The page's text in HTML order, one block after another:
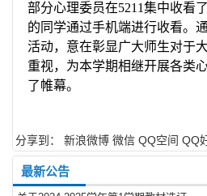
部分心理委员在5211集中收看
的同学通过手机端进行收看。
活动，意在彰显广大师生对于
重视，为本学期相继开展各类
了帷幕。
分享到： 新浪微博 微信 QQ空间 QQ
最新公告